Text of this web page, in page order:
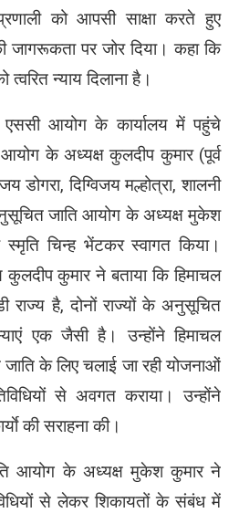
को आपसी साक्षा करते हुए
पर जोर दिया। कहा कि
न्याय दिलाना है।
एससी आयोग के कार्यालय में पहुंचे
के अध्यक्ष कुलदीप कुमार (पूर्व
डोगरा, दिग्विजय मल्होत्रा, शालनी
जाति आयोग के अध्यक्ष मुकेश
चिन्ह भेंटकर स्वागत किया।
कुमार ने बताया कि हिमाचल
राज्य है, दोनों राज्यों के अनुसूचित
एक जैसी है। उन्होंने हिमाचल
के लिए चलाई जा रही योजनाओं
से अवगत कराया। उन्होंने
की सराहना की।
आयोग के अध्यक्ष मुकेश कुमार ने
से लेकर शिकायतों के संबंध में